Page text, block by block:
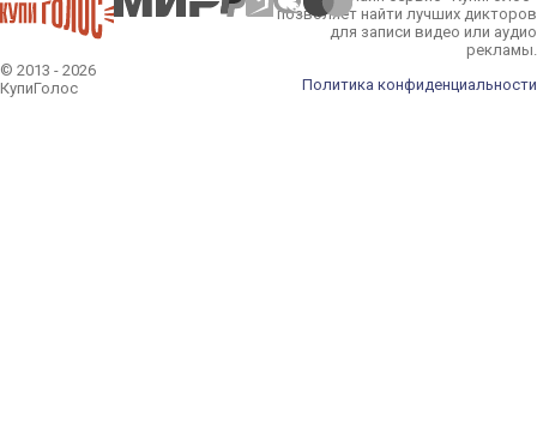
© 2013 - 2026
КупиГолос
позволяет найти лучших дикторов
для записи видео или аудио
рекламы.
Политика конфиденциальности